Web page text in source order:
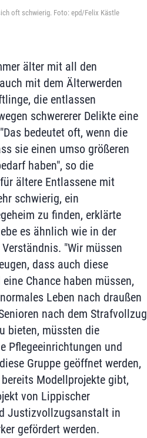
oft schwierig. Foto: epd/Felix Kästle
älter mit all den
mit dem Älterwerden
die entlassen
schwererer Delikte eine
bedeutet oft, wenn die
sie einen umso größeren
haben", so die
ältere Entlassene mit
schwierig, ein
zu finden, erklärte
es ähnlich wie in der
"Wir müssen
dass auch diese
Chance haben müssen,
Leben nach draußen
nach dem Strafvollzug
bieten, müssten die
Pflegeeinrichtungen und
Gruppe geöffnet werden,
Modellprojekte gibt,
von Lippischer
Justizvollzugsanstalt in
gefördert werden.